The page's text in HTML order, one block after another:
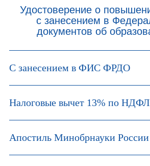
Удостоверение о
с занесением в
документов об
С занесением в ФИС ФРДО
Налоговые вычет 13% по НДФЛ
Апостиль Минобрнауки России